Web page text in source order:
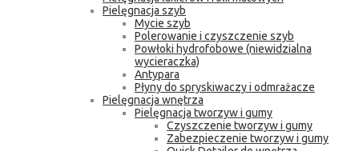
Pielęgnacja szyb
Mycie szyb
Polerowanie i czyszczenie szyb
Powłoki hydrofobowe (niewidzialna
wycieraczka)
Antypara
Płyny do spryskiwaczy i odmrażacze
Pielęgnacja wnętrza
Pielęgnacja tworzyw i gumy
Czyszczenie tworzyw i gumy
Zabezpieczenie tworzyw i gumy